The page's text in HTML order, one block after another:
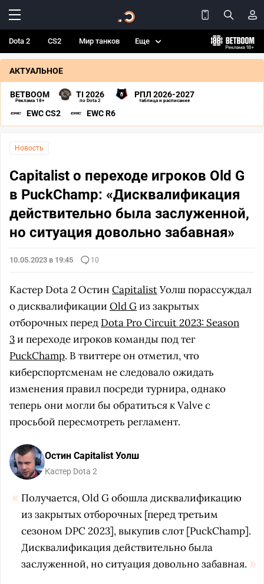
Dota 2 CS2 Мир танков Еще
АКТУАЛЬНОЕ
BETBOOM
Реклама 18+
TI 2026
по Dota 2
РПЛ 2026-2027
таблица и расписание
EWC CS2 EWC R6
Новость
Capitalist о переходе игроков Old G
в PuckChamp: «Дисквалификация
действительно была заслуженной,
но ситуация довольно забавная»
10.05.2023 в 19:45 10
Кастер Dota 2 Остин CapitalistУолш порассуждал
о дисквалификации Old Gиз закрытых
отборочных перед Dota Pro Circuit 2023: Season
3и переходе игроков команды под тег
PuckChamp. В твиттере он отметил, что
киберспортсменам не следовало ожидать
изменения правил посреди турнира, однако
теперь они могли бы обратиться к Valve с
просьбой пересмотреть регламент.
Остин Capitalist Уолш
Кастер Dota 2
Получается, Old G обошла дисквалификацию
из закрытых отборочных [перед третьим
сезоном DPC 2023], выкупив слот [PuckChamp].
Дисквалификация действительно была
заслуженной, но ситуация довольно забавная.